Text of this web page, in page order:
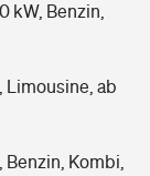
kW, Benzin,
Limousine, ab
Benzin, Kombi,